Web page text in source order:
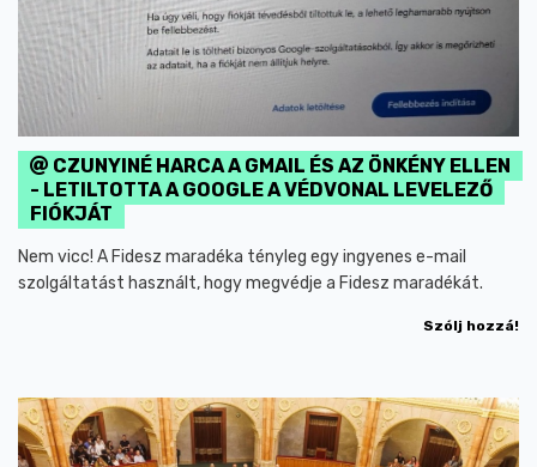
CZUNYINÉ HARCA A GMAIL ÉS AZ ÖNKÉNY ELLEN
- LETILTOTTA A GOOGLE A VÉDVONAL LEVELEZŐ
FIÓKJÁT
Nem vicc! A Fidesz maradéka tényleg egy ingyenes e-mail
szolgáltatást használt, hogy megvédje a Fidesz maradékát.
Szólj hozzá!